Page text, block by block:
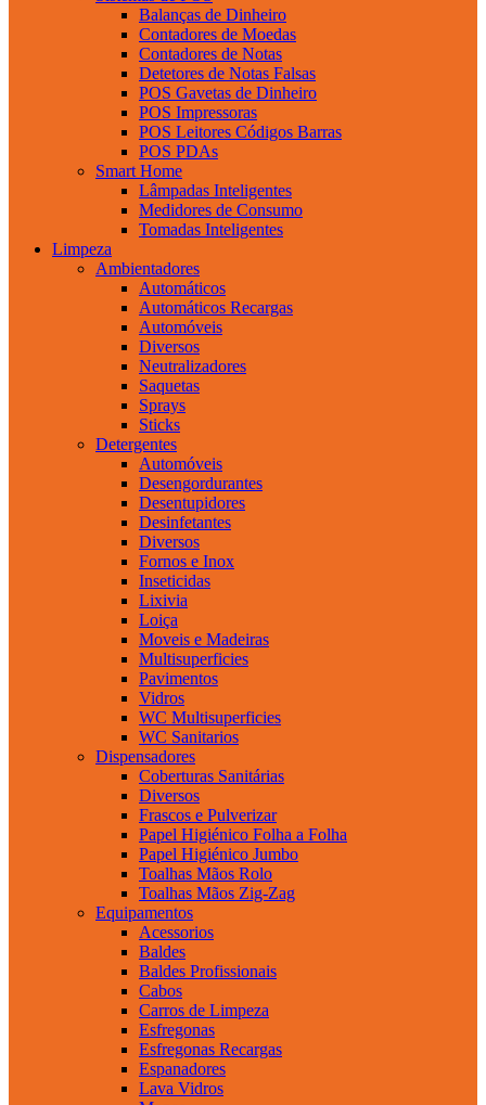
Balanças de Dinheiro
Contadores de Moedas
Contadores de Notas
Detetores de Notas Falsas
POS Gavetas de Dinheiro
POS Impressoras
POS Leitores Códigos Barras
POS PDAs
Smart Home
Lâmpadas Inteligentes
Medidores de Consumo
Tomadas Inteligentes
Limpeza
Ambientadores
Automáticos
Automáticos Recargas
Automóveis
Diversos
Neutralizadores
Saquetas
Sprays
Sticks
Detergentes
Automóveis
Desengordurantes
Desentupidores
Desinfetantes
Diversos
Fornos e Inox
Inseticidas
Lixivia
Loiça
Moveis e Madeiras
Multisuperficies
Pavimentos
Vidros
WC Multisuperficies
WC Sanitarios
Dispensadores
Coberturas Sanitárias
Diversos
Frascos e Pulverizar
Papel Higiénico Folha a Folha
Papel Higiénico Jumbo
Toalhas Mãos Rolo
Toalhas Mãos Zig-Zag
Equipamentos
Acessorios
Baldes
Baldes Profissionais
Cabos
Carros de Limpeza
Esfregonas
Esfregonas Recargas
Espanadores
Lava Vidros